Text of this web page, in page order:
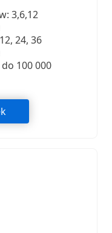
3,6,12
24, 36
100 000